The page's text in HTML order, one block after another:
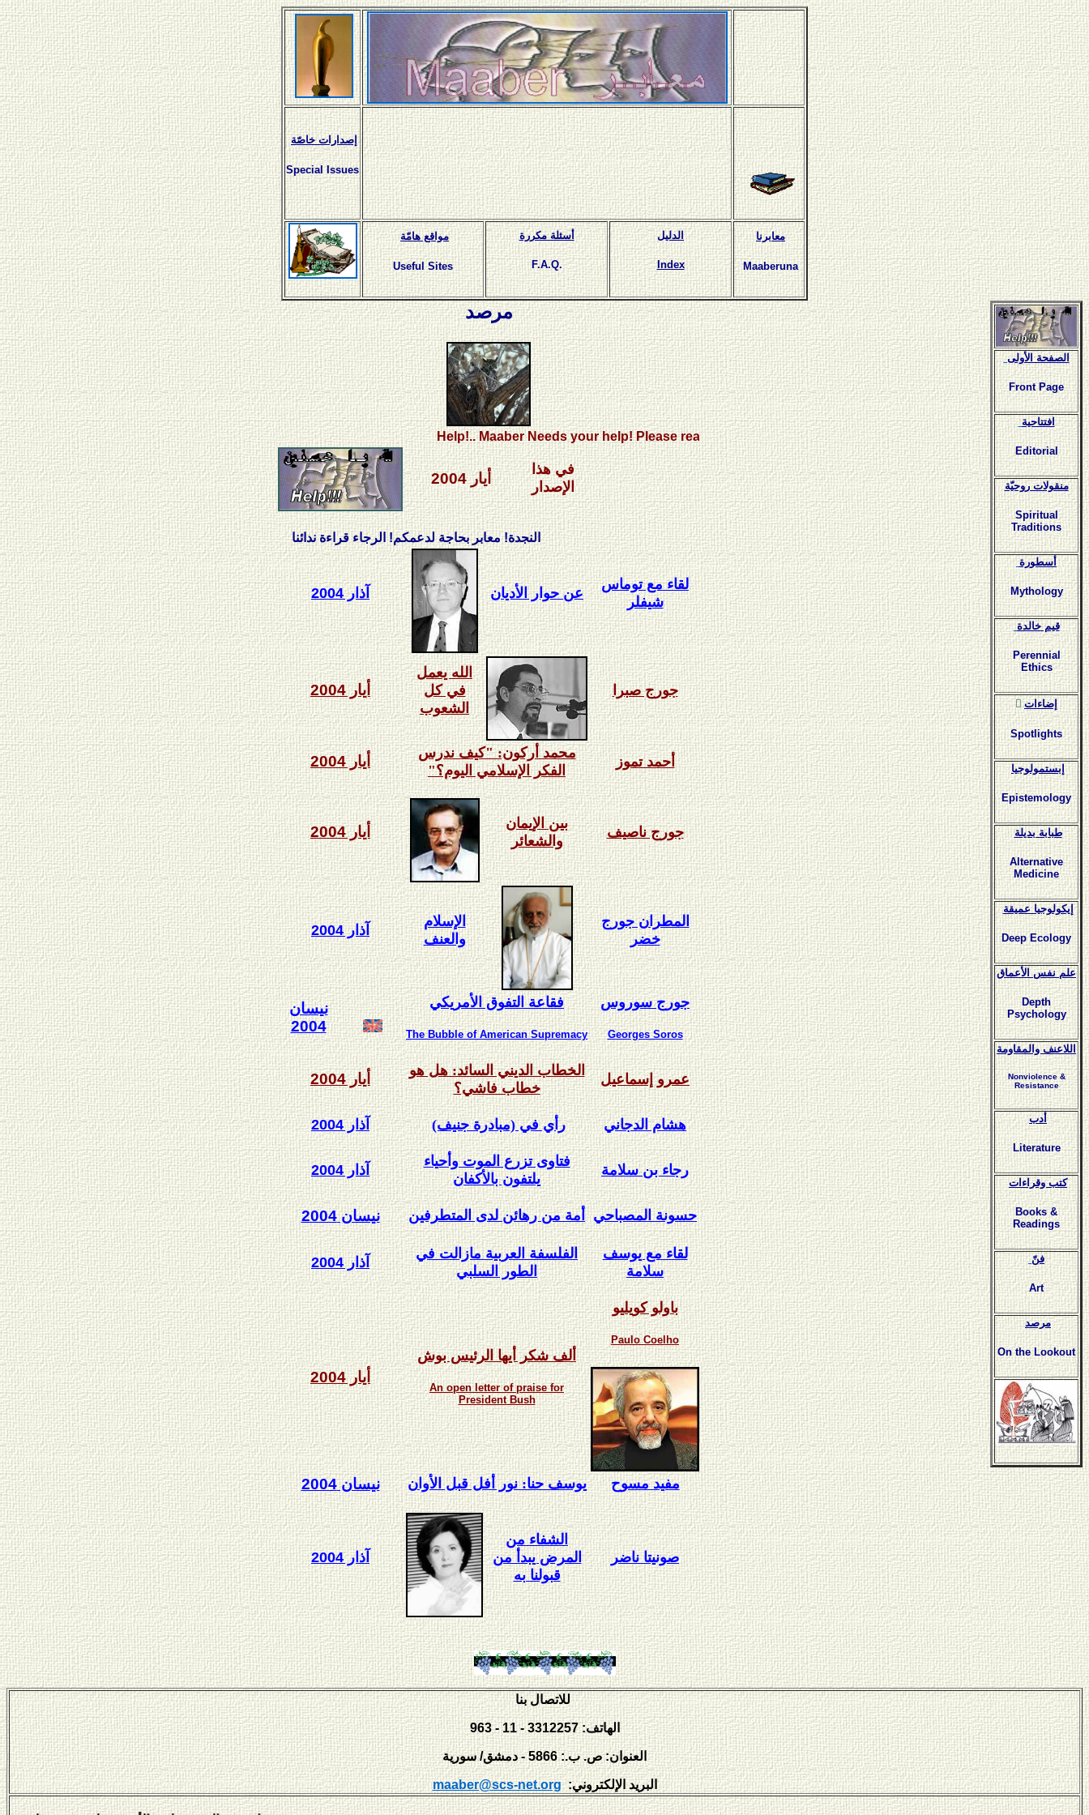
إصدارات خاصّة
Special Issues
مواقع هامّة
Useful Sites
أسئلة مكررة
F.A.Q.
الدليل
Index
معابرنا
Maaberuna
مرصد
Help!.. Maaber Needs your help! Please read our call..
أيار 2004
في هذا
الإصدار
النجدة! معابر بحاجة لدعمكم! الرجاء قراءة ندائنا
آذار 2004 عن حوار الأديان
لقاء مع توماس
شيفلر
أيار 2004
الله يعمل
في كل
الشعوب
جورج صبرا
أيار 2004
محمد أركون: "كيف ندرس
الفكر الإسلامي اليوم؟"
أحمد تموز
أيار 2004
بين الإيمان
والشعائر
جورج ناصيف
آذار 2004
الإسلام
والعنف
المطران جورج
خضر
نيسان
2004
فقاعة التفوق الأمريكي
The Bubble of American Supremacy
جورج سوروس
Georges Soros
أيار 2004
الخطاب الديني السائد: هل هو
خطاب فاشي؟
عمرو إسماعيل
آذار 2004 رأي في (مبادرة جنيف) هشام الدجاني
آذار 2004
فتاوى تزرع الموت وأحياء
يلتفون بالأكفان
رجاء بن سلامة
نيسان 2004 أمة من رهائن لدى المتطرفين حسونة المصباحي
آذار 2004
الفلسفة العربية مازالت في
الطور السلبي
لقاء مع يوسف
سلامة
أيار 2004
ألف شكر أيها الرئيس بوش
An open letter of praise for
President Bush
باولو كويليو
Paulo Coelho
نيسان 2004 يوسف حنا: نور أفل قبل الأوان مفيد مسوح
آذار 2004
الشفاء من
المرض يبدأ من
قبولنا به
صونيتا ناضر
الصفحة الأولى
Front Page
افتتاحية
Editorial
منقولات روحيّة
Spiritual
Traditions
أسطورة
Mythology
قيم خالدة
Perennial
Ethics
ٍإضاءات
Spotlights
إبستمولوجيا
Epistemology
طبابة بديلة
Alternative
Medicine
إيكولوجيا عميقة
Deep Ecology
علم نفس الأعماق
Depth
Psychology
اللاعنف والمقاومة
Nonviolence &
Resistance
أدب
Literature
كتب وقراءات
Books &
Readings
فنّ
Art
مرصد
On the Lookout
للاتصال بنا
الهاتف: 3312257 - 11 - 963
العنوان: ص. ب.: 5866 - دمشق/ سورية
maaber@scs-net.org :البريد الإلكتروني